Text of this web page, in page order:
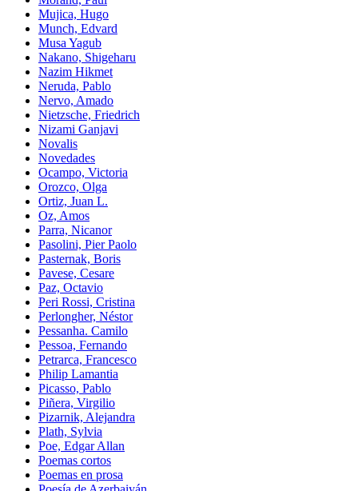
Mujica, Hugo
Munch, Edvard
Musa Yagub
Nakano, Shigeharu
Nazim Hikmet
Neruda, Pablo
Nervo, Amado
Nietzsche, Friedrich
Nizami Ganjavi
Novalis
Novedades
Ocampo, Victoria
Orozco, Olga
Ortiz, Juan L.
Oz, Amos
Parra, Nicanor
Pasolini, Pier Paolo
Pasternak, Boris
Pavese, Cesare
Paz, Octavio
Peri Rossi, Cristina
Perlongher, Néstor
Pessanha. Camilo
Pessoa, Fernando
Petrarca, Francesco
Philip Lamantia
Picasso, Pablo
Piñera, Virgilio
Pizarnik, Alejandra
Plath, Sylvia
Poe, Edgar Allan
Poemas cortos
Poemas en prosa